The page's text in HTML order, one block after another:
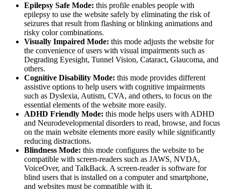
Epilepsy Safe Mode: this profile enables people with
epilepsy to use the website safely by eliminating the risk of
seizures that result from flashing or blinking animations and
risky color combinations.
Visually Impaired Mode: this mode adjusts the website for
the convenience of users with visual impairments such as
Degrading Eyesight, Tunnel Vision, Cataract, Glaucoma, and
others.
Cognitive Disability Mode: this mode provides different
assistive options to help users with cognitive impairments
such as Dyslexia, Autism, CVA, and others, to focus on the
essential elements of the website more easily.
ADHD Friendly Mode: this mode helps users with ADHD
and Neurodevelopmental disorders to read, browse, and focus
on the main website elements more easily while significantly
reducing distractions.
Blindness Mode: this mode configures the website to be
compatible with screen-readers such as JAWS, NVDA,
VoiceOver, and TalkBack. A screen-reader is software for
blind users that is installed on a computer and smartphone,
and websites must be compatible with it.